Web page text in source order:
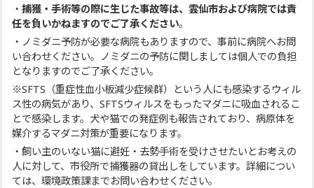
・捕獲・手術等の際に生じた事故等は、雲仙市および病院では責
任を負いかねますのでご了承ください。
・ノミダニ予防が必要な病院もありますので、事前に病院へお問
い合わせください。ノミダニの予防に関しましては個人での負担
となりますのでご了承ください。
※SFTS（重症性血小板減少症候群）という人にも感染するウィル
ス性の病気があり、SFTSウィルスをもったマダニに吸血されるこ
とで感染します。犬や猫での発症例も報告されており、病原体を
媒介するマダニ対策が重要になります。
・飼い主のいない猫に避妊・去勢手術を受けさせたいとお考えの
人に対して、市役所で捕獲器の貸出しをしています。詳細につい
ては、環境政策課までお問い合わせください。